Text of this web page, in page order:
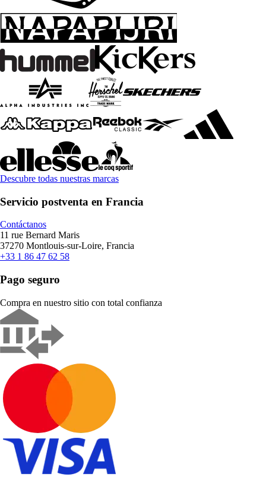
Descubre todas nuestras marcas
Servicio postventa en Francia
Contáctanos
11 rue Bernard Maris
37270 Montlouis-sur-Loire, Francia
+33 1 86 47 62 58
Pago seguro
Compra en nuestro sitio con total confianza